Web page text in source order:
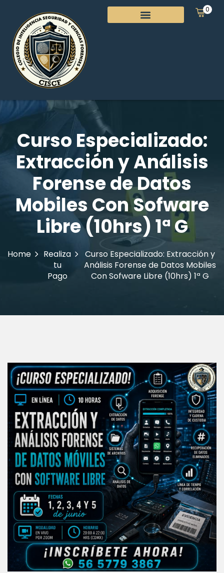
0
Curso Especializado:
Extracción y Análisis
Forense de Datos
Mobiles Con Sofware
Libre (10hrs) 1ª G
Home
Realiza
tu
Pago
Curso Especializado: Extracción y
Análisis Forense de Datos Mobiles
Con Sofware Libre (10hrs) 1ª G